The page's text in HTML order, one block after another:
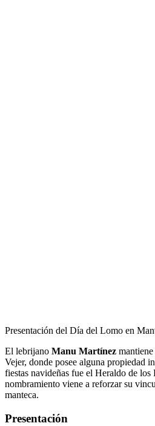
Presentación del Día del Lomo en
El lebrijano Manu Martínez
Vejer, donde posee alguna propiedad
fiestas navideñas fue el Heraldo de los
nombramiento viene a reforzar su
manteca.
Presentación